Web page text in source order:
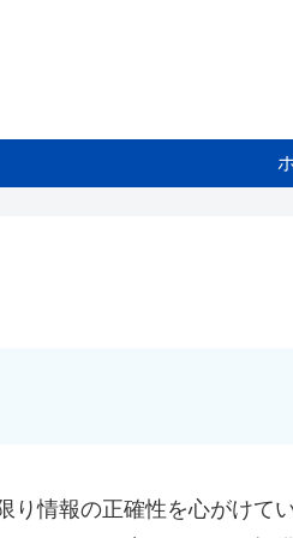
り情報の正確性を心がけて